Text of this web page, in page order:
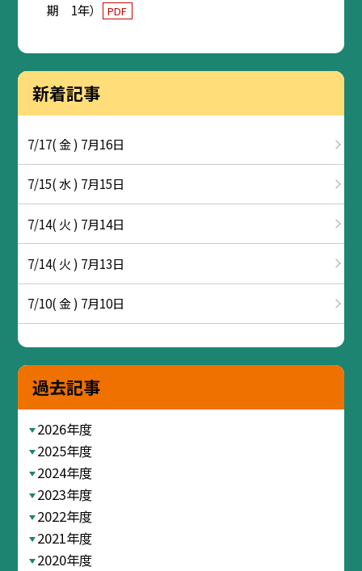
期 1年）
PDF
新着記事
7/17( 金 ) 7月16日
7/15( 水 ) 7月15日
7/14( 火 ) 7月14日
7/14( 火 ) 7月13日
7/10( 金 ) 7月10日
過去記事
2026年度
2025年度
2024年度
2023年度
2022年度
2021年度
2020年度